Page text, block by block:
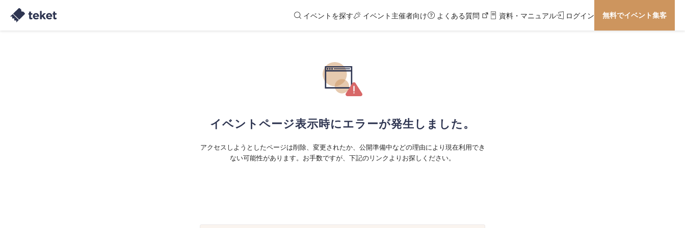
イベントを探す イベント主催者向け よくある質問 資料・マニュアル ログイン 無料でイベント集客
イベントページ表示時にエラーが発生しました。
アクセスしようとしたページは削除、変更されたか、公開準備中などの理由により現在利用でき
ない可能性があります。お手数ですが、下記のリンクよりお探しください。